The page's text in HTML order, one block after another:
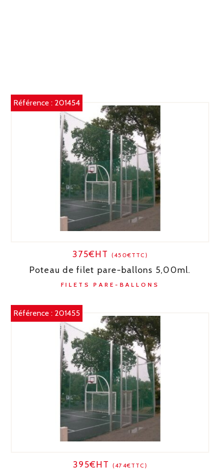
Référence : 201454
375€HT(450€TTC)
Poteau de filet pare-ballons 5,00ml.
FILETS PARE-BALLONS
Référence : 201455
395€HT(474€TTC)